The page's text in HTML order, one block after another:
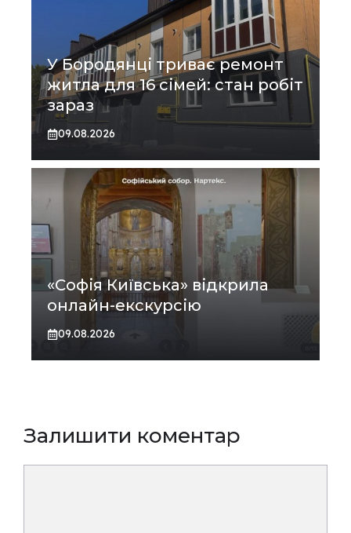
У Бородянці триває ремонт
житла для 16 сімей: стан робіт
зараз
09.08.2026
«Софія Київська» відкрила
онлайн-екскурсію
09.08.2026
Залишити коментар